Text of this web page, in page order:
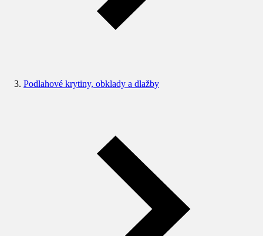
Podlahové krytiny, obklady a dlažby